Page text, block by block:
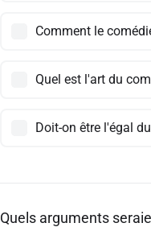
Comment le
Quel est l'art du
Doit-on être l'égal
Quels arguments